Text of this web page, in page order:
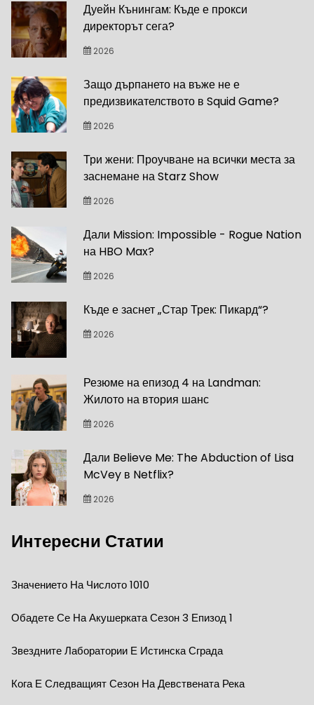
Дуейн Кънингам: Къде е прокси
директорът сега?
2026
Защо дърпането на въже не е
предизвикателството в Squid Game?
2026
Три жени: Проучване на всички места за
заснемане на Starz Show
2026
Дали Mission: Impossible - Rogue Nation
на HBO Max?
2026
Къде е заснет „Стар Трек: Пикард“?
2026
Резюме на епизод 4 на Landman:
Жилото на втория шанс
2026
Дали Believe Me: The Abduction of Lisa
McVey в Netflix?
2026
Интересни Статии
Значението На Числото 1010
Обадете Се На Акушерката Сезон 3 Епизод 1
Звездните Лаборатории Е Истинска Сграда
Кога Е Следващият Сезон На Девствената Река